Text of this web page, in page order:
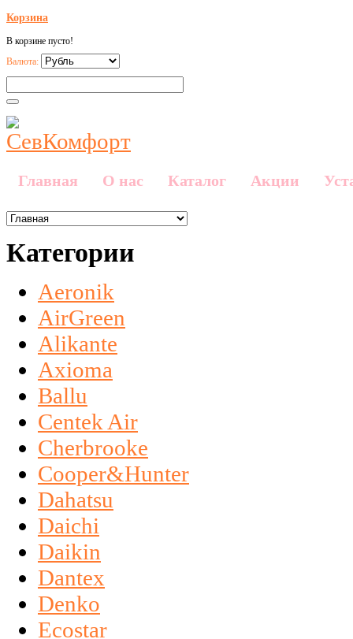
Корзина
В корзине пусто!
Валюта:
Главная О нас Каталог Акции
Категории
Aeronik
AirGreen
Alikante
Axioma
Ballu
Centek Air
Cherbrooke
Cooper&Hunter
Dahatsu
Daichi
Daikin
Dantex
Denko
Ecostar